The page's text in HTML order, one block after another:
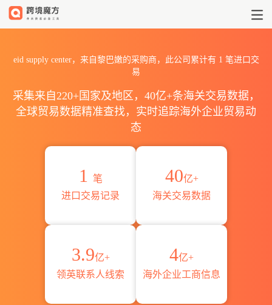
eid supply center，来自黎巴嫩的采购商，此公司累计有 1 笔进口交
易
采集来自220+国家及地区，40亿+条海关交易数据，
全球贸易数据精准查找，实时追踪海外企业贸易动
态
1
笔
进口交易记录
40亿+
海关交易数据
3.9亿+
领英联系人线索
4亿+
海外企业工商信息